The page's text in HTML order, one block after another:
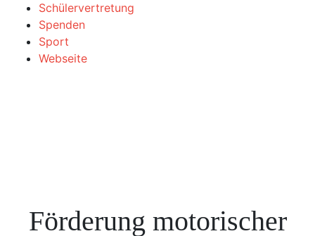
Schülervertretung
Spenden
Sport
Webseite
Förderung motorischer